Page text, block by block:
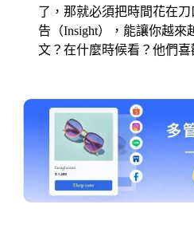
了，那就必須把時間花在
告（Insight），能讓你越
文？在什麼時候看？他們喜